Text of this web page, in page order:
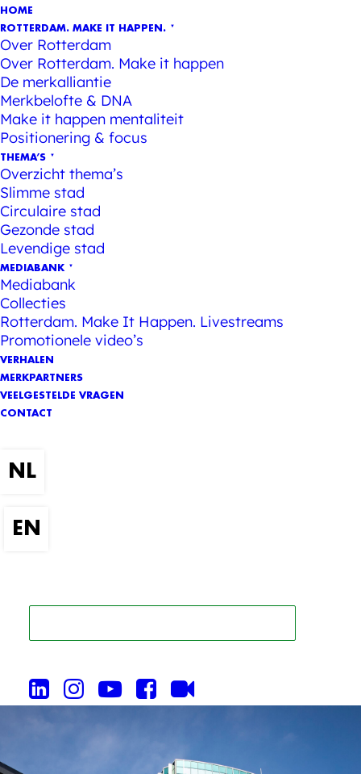
HOME
ROTTERDAM. MAKE IT HAPPEN.
Over Rotterdam
Over Rotterdam. Make it happen
De merkalliantie
Merkbelofte & DNA
Make it happen mentaliteit
Positionering & focus
THEMA’S
Overzicht thema’s
Slimme stad
Circulaire stad
Gezonde stad
Levendige stad
MEDIABANK
Mediabank
Collecties
Rotterdam. Make It Happen. Livestreams
Promotionele video’s
VERHALEN
MERKPARTNERS
VEELGESTELDE VRAGEN
CONTACT